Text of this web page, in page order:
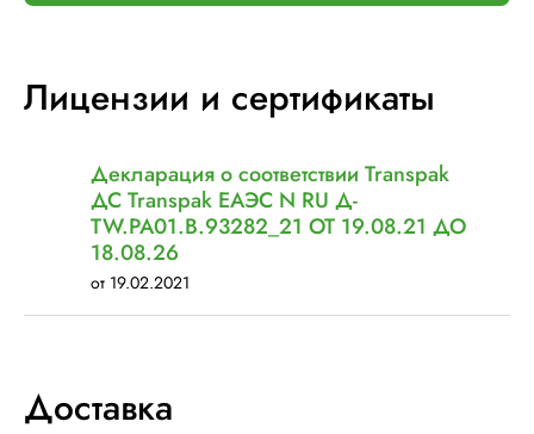
Лицензии и сертификаты
Декларация о соответствии Transpak
ДС Transpak ЕАЭС N RU Д-
TW.РА01.В.93282_21 ОТ 19.08.21 ДО
18.08.26
от 19.02.2021
Доставка